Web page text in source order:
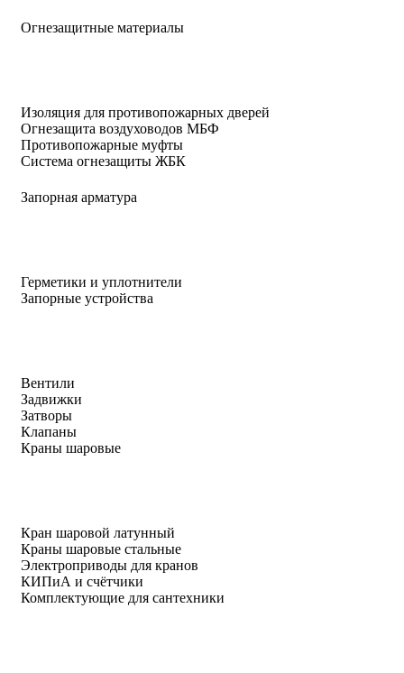
Огнезащитные материалы
Изоляция для противопожарных дверей
Огнезащита воздуховодов МБФ
Противопожарные муфты
Система огнезащиты ЖБК
Запорная арматура
Герметики и уплотнители
Запорные устройства
Вентили
Задвижки
Затворы
Клапаны
Краны шаровые
Кран шаровой латунный
Краны шаровые стальные
Электроприводы для кранов
КИПиА и счётчики
Комплектующие для сантехники